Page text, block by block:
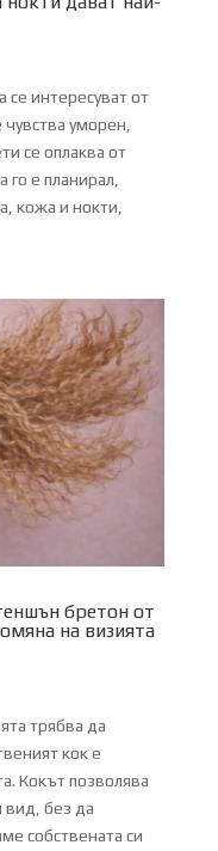
интересуват от
уморен,
се оплаква от
е планирал,
кожа и нокти,
бретон от
на визията
трябва да
кок е
Кокът позволява
вид, без да
собствената си